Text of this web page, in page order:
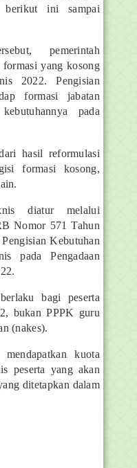
berikut ini sampai
pemerintah
formasi yang kosong
2022. Pengisian
formasi jabatan
pada
hasil reformulasi
formasi kosong,
diatur melalui
Nomor 571 Tahun
Kebutuhan
pada Pengadaan
bagi peserta
bukan PPPK guru
(nakes).
kuota
peserta yang akan
ditetapkan dalam